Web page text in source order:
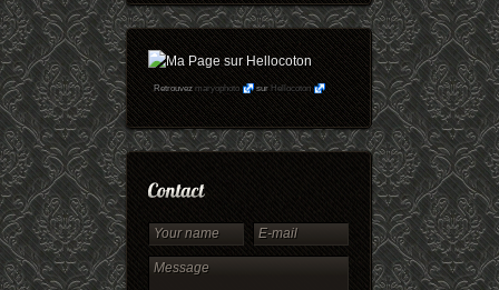
Retrouvezmaryophoto surHellocoton